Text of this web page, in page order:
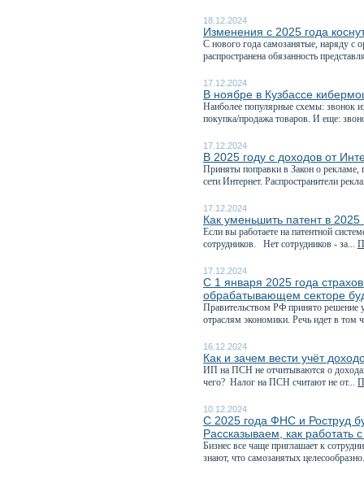
18.12.2024
Изменения с 2025 года
С нового года самозанятые, наряду с
распространена обязанность
17.12.2024
В ноябре в Кузбассе
Наиболее популярные схемы: звонок
покупка/продажа товаров. И еще:
17.12.2024
В 2025 году с доходов от
Приняты поправки в Закон о рекламе,
сети Интернет. Распространители
17.12.2024
Как уменьшить патент в
Если вы работаете на патентной
сотрудников. Нет сотрудников - за...
17.12.2024
С 1 января 2025 года
обрабатывающем секторе
Правительством РФ принято решение
отраслям экономики. Речь идет в том
16.12.2024
Как и зачем вести учёт
ИП на ПСН не отчитываются о
чего? Налог на ПСН считают не от...
10.12.2024
С 2025 года ФНС и Роструд
Рассказываем, как работать
Бизнес все чаще приглашает к
знают, что самозанятых